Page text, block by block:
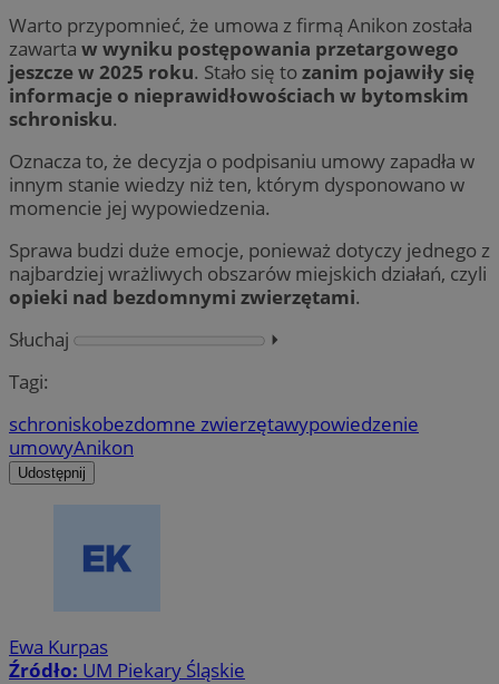
Warto przypomnieć, że umowa z firmą Anikon została
zawarta w wyniku postępowania przetargowego
jeszcze w 2025 roku. Stało się tozanim pojawiły się
informacje o nieprawidłowościach w bytomskim
schronisku.
Oznacza to, że decyzja o podpisaniu umowy zapadła w
innym stanie wiedzy niż ten, którym dysponowano w
momencie jej wypowiedzenia.
Sprawa budzi duże emocje, ponieważ dotyczy jednego z
najbardziej wrażliwych obszarów miejskich działań, czyli
opieki nad bezdomnymi zwierzętami.
Słuchaj
⏵︎
Tagi:
schroniskobezdomne zwierzętawypowiedzenie
umowyAnikon
Udostępnij
Ewa Kurpas
Źródło: UM Piekary Śląskie